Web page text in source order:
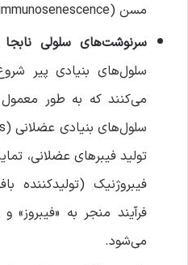
مسن (immunosenescence) کمک می‌کند.
سرنوشت‌های سلولی نابجا
سلول‌های بنیادی پیر
می‌کنند که به طور معمول
تولید فیبرهای عضلانی،
فیبروژنیک (تولیدکننده
فرآیند منجر به
می‌شود.